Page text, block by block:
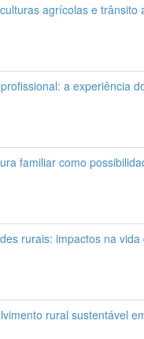
agrícolas e
a experiência
familiar como
rurais: impactos na
rural sustentável